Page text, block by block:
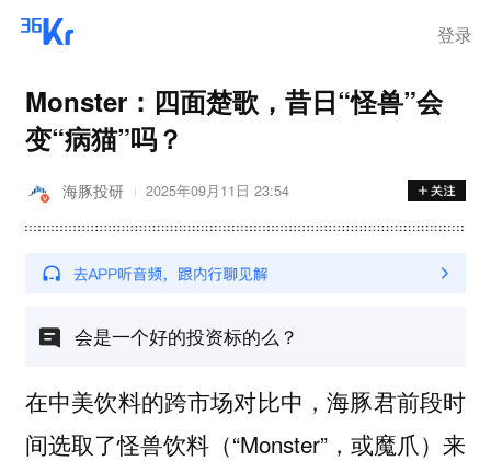
登录
Monster：四面楚歌，昔日“怪兽”会
变“病猫”吗？
海豚投研 2025年09月11日 23:54
会是一个好的投资标的么？
在中美饮料的跨市场对比中，海豚君前段时
间选取了怪兽饮料（“Monster”，或魔爪）来